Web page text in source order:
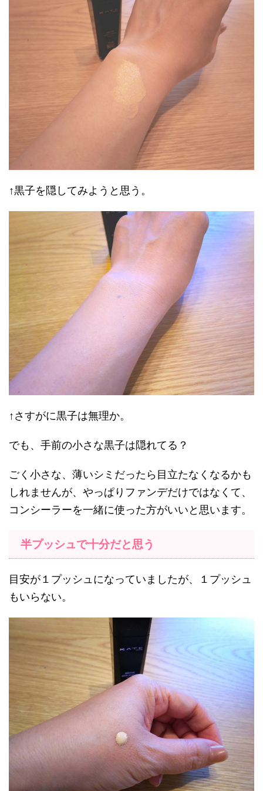
↑黒子を隠してみようと思う。
↑さすがに黒子は無理か。
でも、手前の小さな黒子は隠れてる？
ごく小さな、薄いシミだったら目立たなくなるかも
しれませんが、やっぱりファンデだけではなくて、
コンシーラーを一緒に使った方がいいと思います。
半プッシュで十分だと思う
目安が１プッシュになっていましたが、１プッシュ
もいらない。